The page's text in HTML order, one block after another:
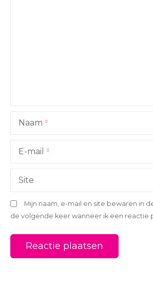
e
Naam
E-mail
Site
Mijn naam, e-mail en site bewaren in
de volgende keer wanneer ik een reactie